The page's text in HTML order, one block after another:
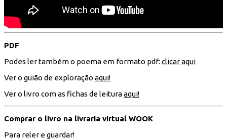
PDF
Podes ler também o poema em formato pdf: clicar aqui
Ver o guião de exploração aqui!
Ver o livro com as fichas de leituraaqui!
Comprar o livro na livraria virtual WOOK
Para reler e guardar!